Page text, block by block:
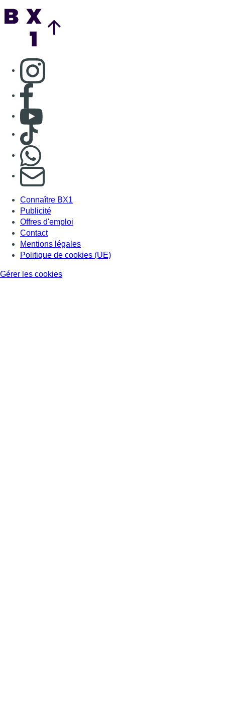
Consulter page Instagram
Consulter page Facebook
Consulter Youtube
Consulter TikTok
S'abonner à notre newsletter
Connaître BX1
Publicité
Offres d'emploi
Contact
Mentions légales
Politique de cookies (UE)
Gérer les cookies